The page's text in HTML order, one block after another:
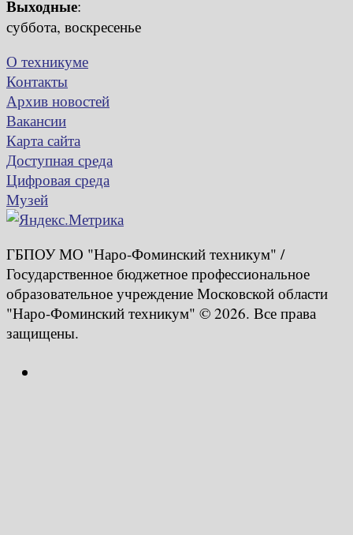
Выходные:
суббота, воскресенье
О техникуме
Контакты
Архив новостей
Вакансии
Карта сайта
Доступная среда
Цифровая среда
Музей
ГБПОУ МО "Наро-Фоминский техникум" /
Государственное бюджетное профессиональное
образовательное учреждение Московской области
"Наро-Фоминский техникум" © 2026. Все права
защищены.